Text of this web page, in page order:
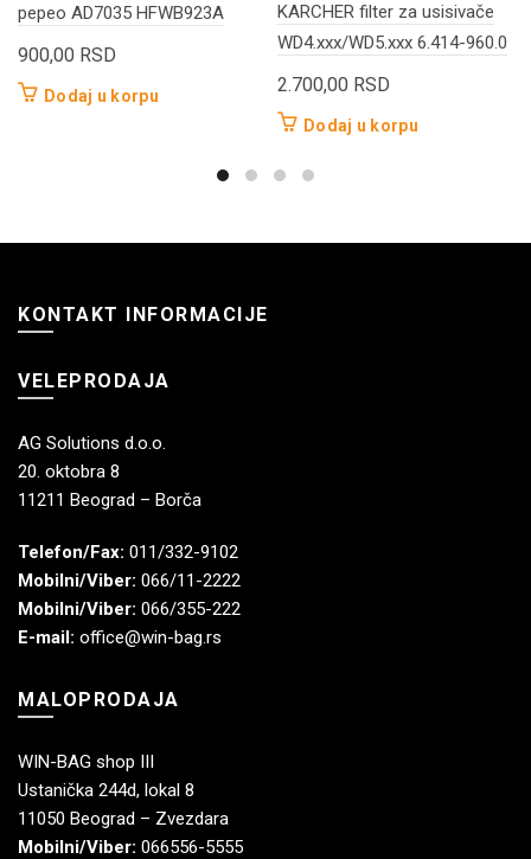
pepeo AD7035 HFWB923A
900,00 RSD
Dodaj u korpu
KARCHER filter za usisivače
WD4.xxx/WD5.xxx 6.414-960.0
2.700,00 RSD
Dodaj u korpu
KONTAKT INFORMACIJE
VELEPRODAJA
AG Solutions d.o.o.
20. oktobra 8
11211 Beograd – Borča
Telefon/Fax: 011/332-9102
Mobilni/Viber: 066/11-2222
Mobilni/Viber: 066/355-222
E-mail: office@win-bag.rs
MALOPRODAJA
WIN-BAG shop III
Ustanička 244d, lokal 8
11050 Beograd – Zvezdara
Mobilni/Viber: 066556-5555